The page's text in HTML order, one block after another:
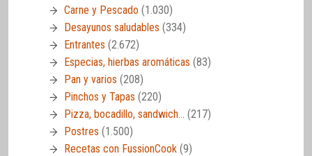
Carne y Pescado (1.030)
Desayunos saludables (334)
Entrantes (2.672)
Especias, hierbas aromáticas (83)
Pan y varios (208)
Pinchos y Tapas (220)
Pizza, bocadillo, sandwich… (217)
Postres (1.500)
Recetas con FussionCook (9)